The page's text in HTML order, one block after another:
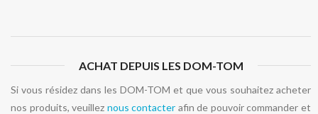
ACHAT DEPUIS LES DOM-TOM
Si vous résidez dans les DOM-TOM et que vous souhaitez acheter
nos produits, veuillez nous contacter afin de pouvoir commander et